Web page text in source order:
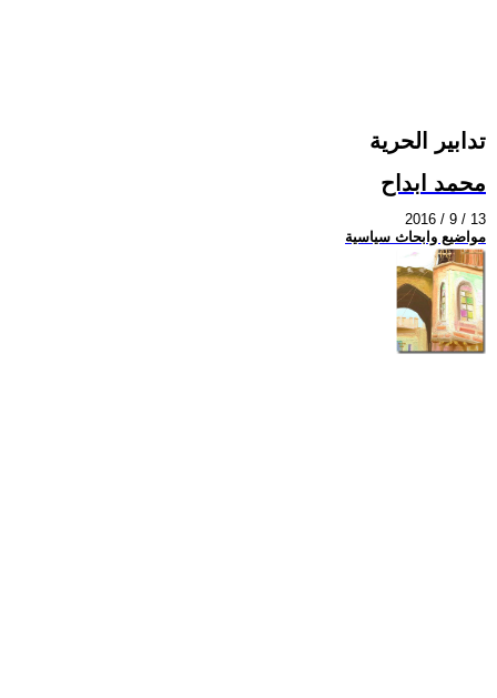
تدابير الحرية
محمد ابداح
2016 / 9 / 13
مواضيع وابحاث سياسية